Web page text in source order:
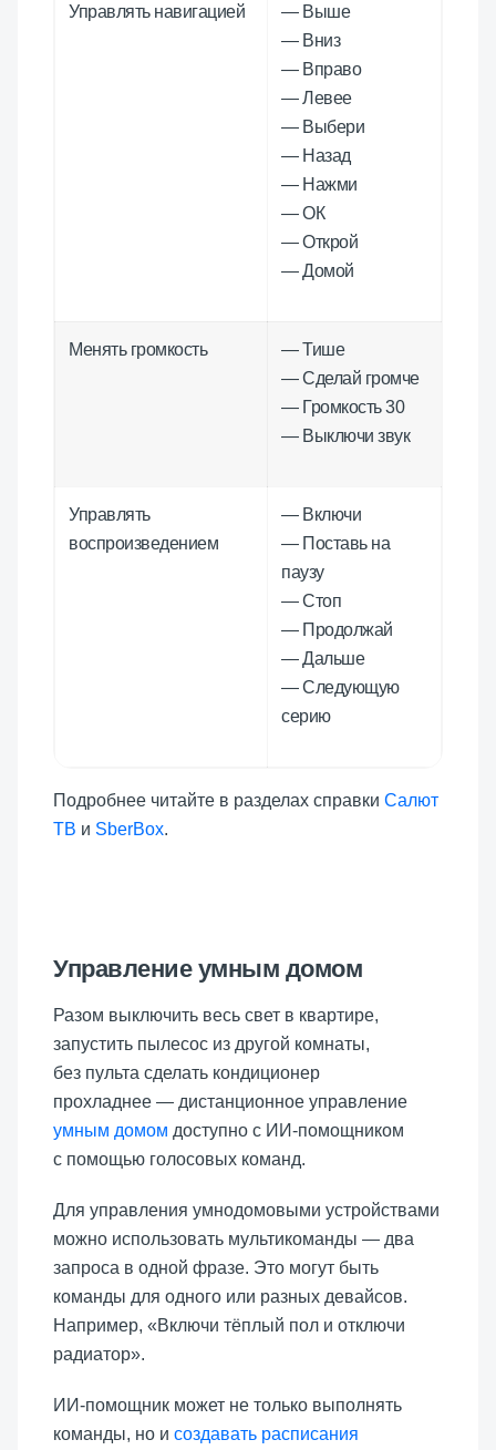
Управлять навигацией
— Выше
— Вниз
— Вправо
— Левее
— Выбери
— Назад
— Нажми
— ОК
— Открой
— Домой
Менять громкость
— Тише
— Сделай громче
— Громкость 30
— Выключи звук
Управлять
воспроизведением
— Включи
— Поставь на
паузу
— Стоп
— Продолжай
— Дальше
— Следующую
серию
Подробнее читайте в разделах справки Салют
ТВ и SberBox.
Управление умным домом
Разом выключить весь свет в квартире,
запустить пылесос из другой комнаты,
без пульта сделать кондиционер
прохладнее — дистанционное управление
умным домом доступно с ИИ-помощником
с помощью голосовых команд.
Для управления умнодомовыми устройствами
можно использовать мультикоманды — два
запроса в одной фразе. Это могут быть
команды для одного или разных девайсов.
Например, «Включи тёплый пол и отключи
радиатор».
ИИ-помощник может не только выполнять
команды, но и создавать расписания